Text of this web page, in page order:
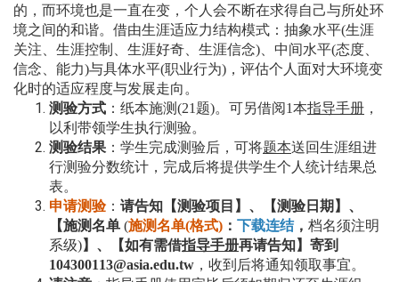
的，而环境也是一直在变，个人会不断在求得自己与所处环
境之间的和谐。借由生涯适应力结构模式：抽象水平(生涯
关注、生涯控制、生涯好奇、生涯信念)、中间水平(态度、
信念、能力)与具体水平(职业行为)，评估个人面对大环境变
化时的适应程度与发展走向。
测验方式 ：纸本施测(21题)。可另借阅1本指导手册 ，
以利带领学生执行测验。
测验结果 ：学生完成测验后，可将题本送回生涯组进
行测验分数统计，完成后将提供学生个人统计结果总
表。
申请测验： 请告知【测验项目】、【测验日期】、
【施测名单 (施测名单(格式) ： 下载连结， 档名须注明
系级)】、【如有需借指导手册再请告知】寄到
104300113@asia.edu.tw ，收到后将通知领取事宜。